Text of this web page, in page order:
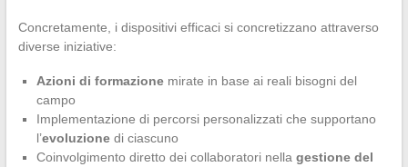
Concretamente, i dispositivi efficaci si concretizzano attraverso
diverse iniziative:
Azioni di formazionemirate in base ai reali bisogni del
campo
Implementazione di percorsi personalizzati che supportano
l’evoluzionedi ciascuno
Coinvolgimento diretto dei collaboratori nella gestione del